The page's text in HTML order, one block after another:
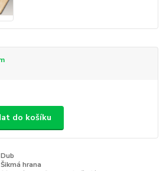
do košíku
Dub
Šikmá hrana